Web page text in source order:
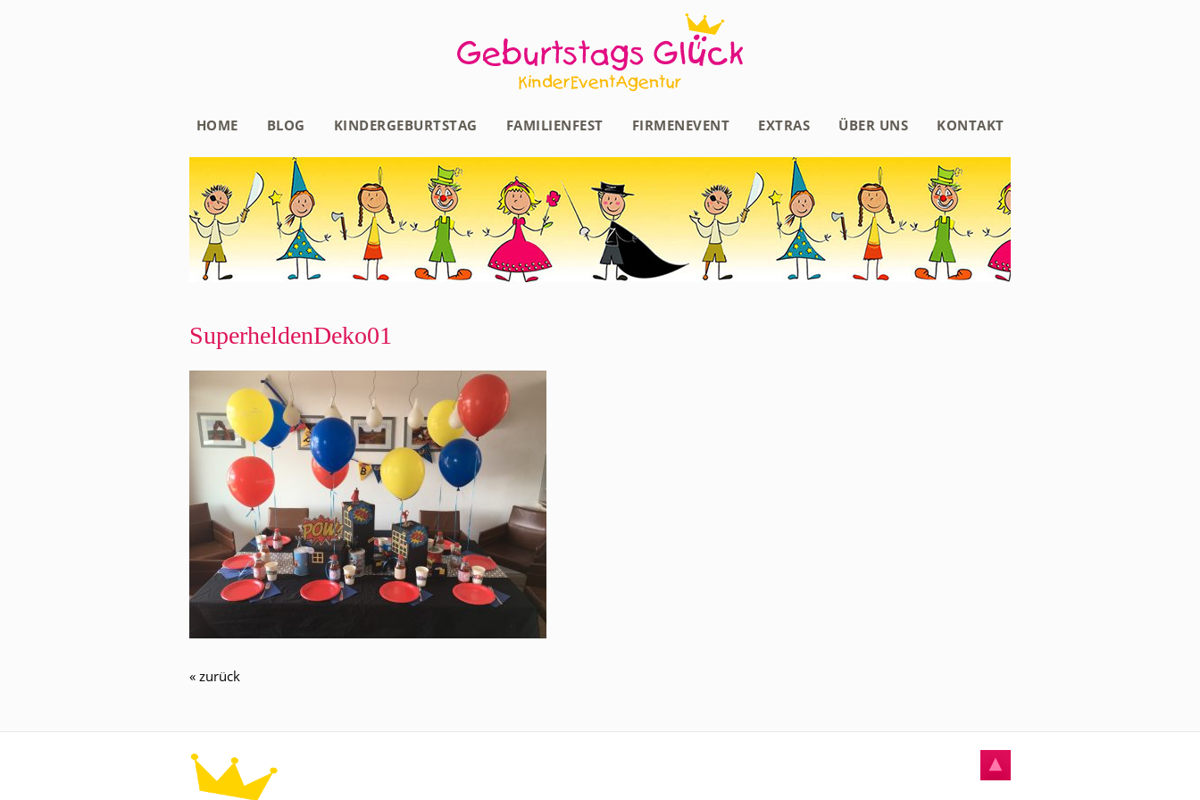
HOME BLOG KINDERGEBURTSTAG FAMILIENFEST FIRMENEVENT EXTRAS ÜBER UNS KONTAKT
SuperheldenDeko01
« zurück